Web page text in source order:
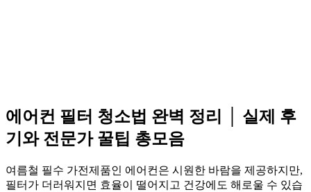
에어컨 필터 청소법 완벽 정리 │ 실제 후
기와 전문가 꿀팁 총모음
여름철 필수 가전제품인 에어컨은 시원한 바람을 제공하지만,
필터가 더러워지면 효율이 떨어지고 건강에도 해로울 수 있습